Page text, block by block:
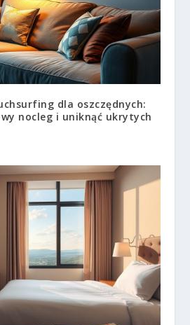
dla oszczędnych:
nocleg i uniknąć ukrytych